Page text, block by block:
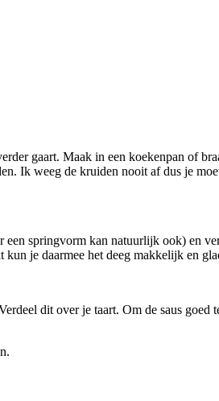
gaart. Maak in een koekenpan of
Ik weeg de kruiden nooit af dus je
springvorm kan natuurlijk ook) en
je daarmee het deeg makkelijk en
dit over je taart. Om de saus goed